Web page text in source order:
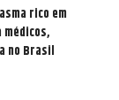
rico em
médicos,
no Brasil